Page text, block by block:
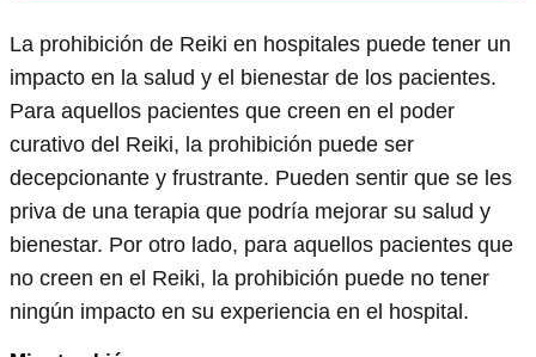
La prohibición de Reiki en hospitales puede tener un
impacto en la salud y el bienestar de los pacientes.
Para aquellos pacientes que creen en el poder
curativo del Reiki, la prohibición puede ser
decepcionante y frustrante. Pueden sentir que se les
priva de una terapia que podría mejorar su salud y
bienestar. Por otro lado, para aquellos pacientes que
no creen en el Reiki, la prohibición puede no tener
ningún impacto en su experiencia en el hospital.